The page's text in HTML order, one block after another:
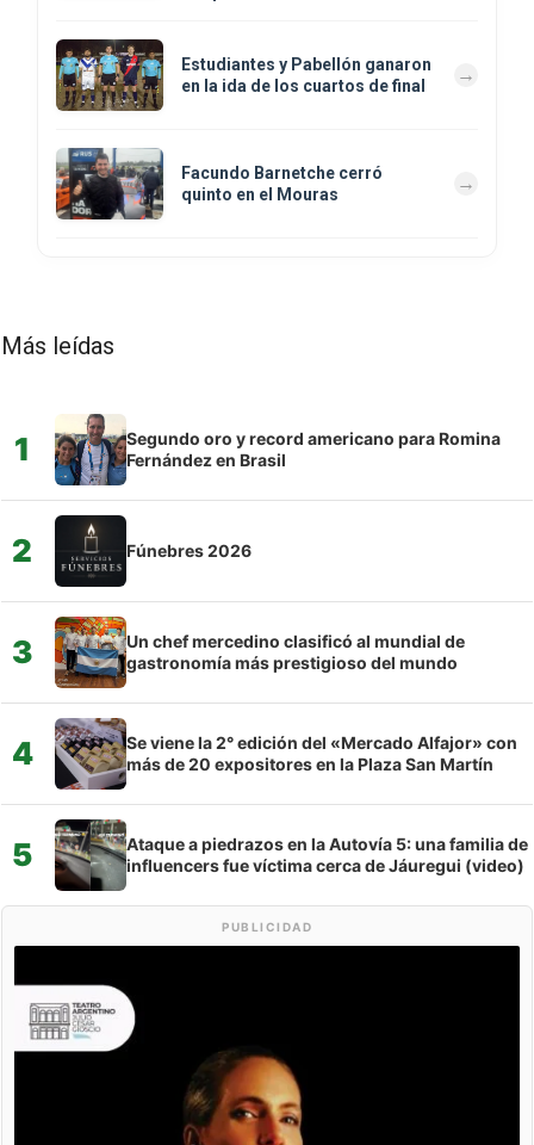
Estudiantes y Pabellón ganaron
en la ida de los cuartos de final
Facundo Barnetche cerró
quinto en el Mouras
Más leídas
1
Segundo oro y record americano para Romina
Fernández en Brasil
2 Fúnebres 2026
3
Un chef mercedino clasificó al mundial de
gastronomía más prestigioso del mundo
4
Se viene la 2° edición del «Mercado Alfajor» con
más de 20 expositores en la Plaza San Martín
5
Ataque a piedrazos en la Autovía 5: una familia de
influencers fue víctima cerca de Jáuregui (video)
PUBLICIDAD